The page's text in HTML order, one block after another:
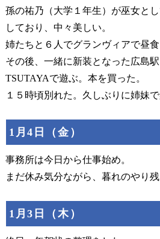
孫の祐乃（大学１年生）が巫女と
しており、中々美しい。
姉たちと６人でグランヴィアで昼食
その後、一緒に新装となった広島
TSUTAYAで遊ぶ。本を買った。
１５時頃別れた。久しぶりに姉妹
1月4日（金）
事務所は今日から仕事始め。
まだ休み気分ながら、暮れのやり
1月3日（木）